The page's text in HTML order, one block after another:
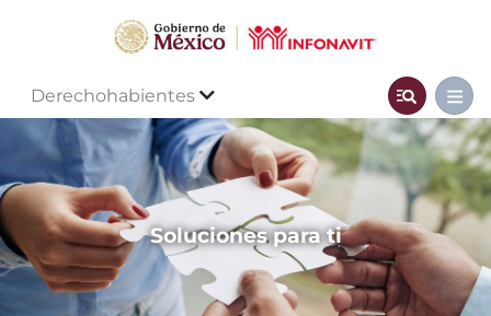
Derechohabientes
Soluciones para ti